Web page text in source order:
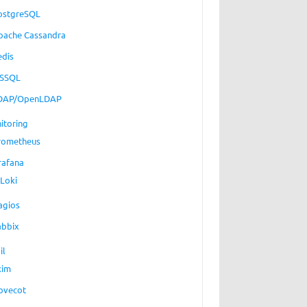
Cassandra
OpenLDAP
Loki